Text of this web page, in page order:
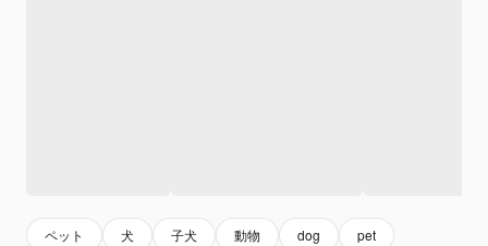
ペット 犬 子犬 動物 dog pet